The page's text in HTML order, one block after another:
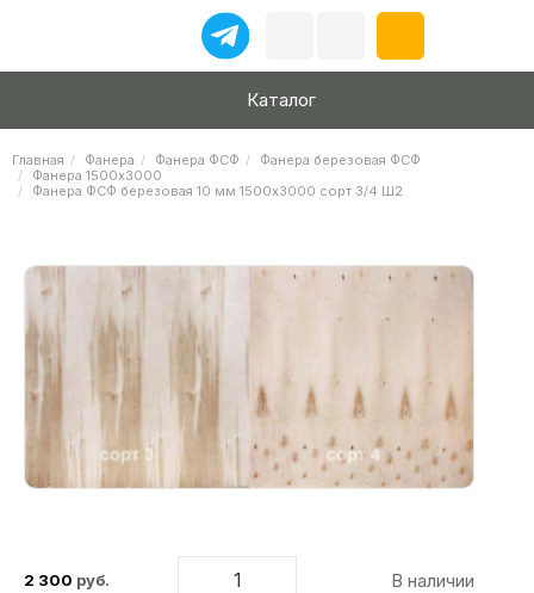
Каталог
Главная Фанера Фанера ФСФ
Фанера березовая ФСФ
Фанера 1500х3000
Фанера ФСФ березовая 10 мм 1500х3000 сорт 3/4 Ш2
2 300 руб. В наличии